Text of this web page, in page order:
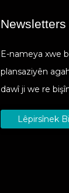
Newsletters
E-nameya xwe
plansaziyên
dawî ji we re
Lêpirsînek